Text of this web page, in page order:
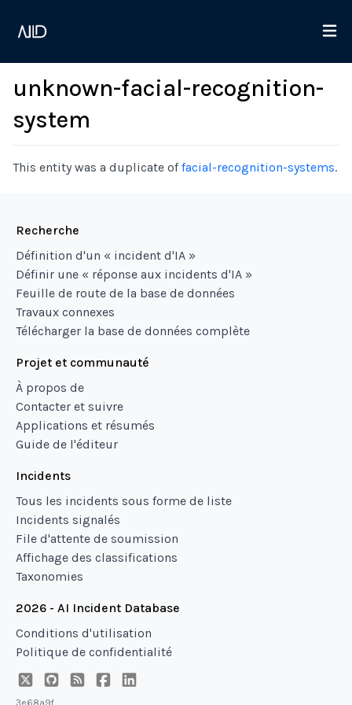
unknown-facial-recognition-
system
This entity was a duplicate of facial-recognition-systems.
Recherche
Définition d'un « incident d'IA »
Définir une « réponse aux incidents d'IA »
Feuille de route de la base de données
Travaux connexes
Télécharger la base de données complète
Projet et communauté
À propos de
Contacter et suivre
Applications et résumés
Guide de l'éditeur
Incidents
Tous les incidents sous forme de liste
Incidents signalés
File d'attente de soumission
Affichage des classifications
Taxonomies
2026 - AI Incident Database
Conditions d'utilisation
Politique de confidentialité
3e68a9f